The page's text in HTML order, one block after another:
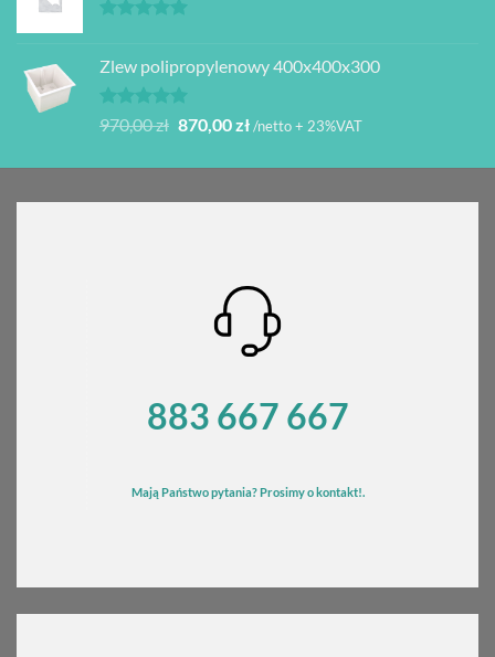
Zlew polipropylenowy 400x400x300
Oceniono
na 5
970,00zł Pierwotna
wynosiła:
870,00złAktualna
wynosi:
/netto + 23%VAT
883 667 667
Mają Państwo pytania? Prosimy o kontakt!.